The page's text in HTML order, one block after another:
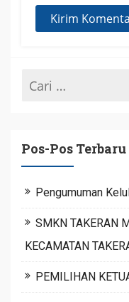
Pos-Pos Terbaru
Pengumuman
SMKN TAKERAN
KECAMATAN
PEMILIHAN